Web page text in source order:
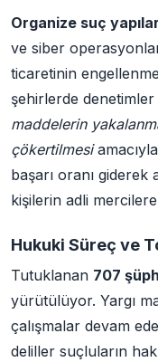
Organize suç
ve siber
ticaretinin
şehirlerde denetimler
maddelerin
çökertilmesi
başarı oranı
kişilerin adli
Hukuki Süreç ve
Tutuklanan 707
yürütülüyor. Yargı
çalışmalar devam
deliller suçluların